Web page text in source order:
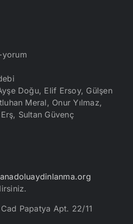
yorum
Doğu, Elif Ersoy, Gülşen
Meral, Onur Yılmaz,
Sultan Güvenç
Papatya Apt. 22/11